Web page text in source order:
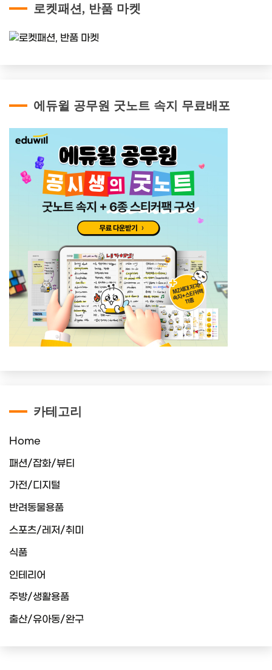
로켓패션, 반품 마켓
에듀윌 공무원 굿노트 속지 무료배포
카테고리
Home
패션/잡화/뷰티
가전/디지털
반려동물용품
스포츠/레저/취미
식품
인테리어
주방/생활용품
출산/유아동/완구